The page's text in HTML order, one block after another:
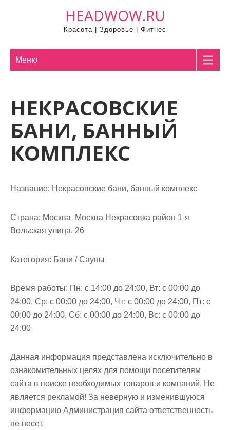
HEADWOW.RU
Красота | Здоровье | Фитнес
Меню
НЕКРАСОВСКИЕ
БАНИ, БАННЫЙ
КОМПЛЕКС
Название: Некрасовские бани, банный комплекс
Страна: Москва Москва Некрасовка район 1-я
Вольская улица, 26
Категория: Бани / Сауны
Время работы: Пн: с 14:00 до 24:00, Вт: с 00:00 до
24:00, Ср: с 00:00 до 24:00, Чт: с 00:00 до 24:00, Пт: с
00:00 до 24:00, Сб: с 00:00 до 24:00, Вс: с 00:00 до
24:00
Данная информация представлена исключительно в
ознакомительных целях для помощи посетителям
сайта в поиске необходимых товаров и компаний. Не
является рекламой! За неверную и изменившуюся
информацию Администрация сайта ответственность
не несет.